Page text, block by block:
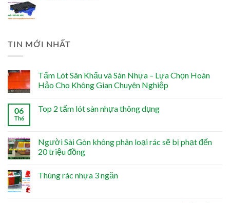
TIN MỚI NHẤT
Tấm Lót Sân Khấu và Sàn Nhựa – Lựa Chọn Hoàn
Hảo Cho Không Gian Chuyên Nghiệp
06
Th6
Top 2 tấm lót sàn nhựa thông dụng
Người Sài Gòn không phân loại rác sẽ bị phạt đến
20 triệu đồng
Thùng rác nhựa 3 ngăn